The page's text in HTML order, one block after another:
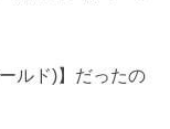
ルド)】だったの